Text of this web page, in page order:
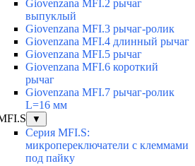
Giovenzana MFI.2 рычаг
выпуклый
Giovenzana MFI.3 рычаг-ролик
Giovenzana MFI.4 длинный рычаг
Giovenzana MFI.5 рычаг
Giovenzana MFI.6 короткий
рычаг
Giovenzana MFI.7 рычаг-ролик
L=16 мм
▼
Серия MFI.S:
микропереключатели с клеммами
под пайку